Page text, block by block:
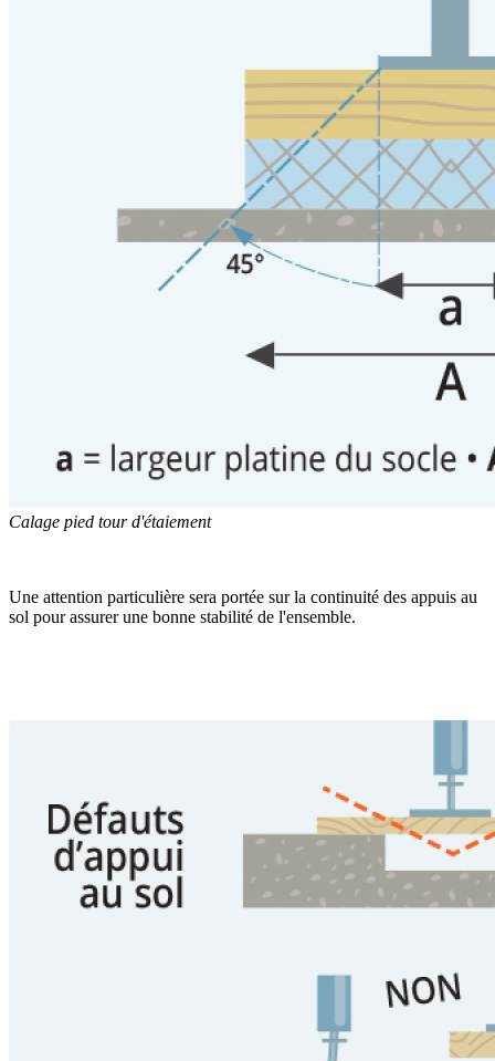
Calage pied tour d'étaiement
Une attention particulière sera portée sur la continuité des appuis au
sol pour assurer une bonne stabilité de l'ensemble.